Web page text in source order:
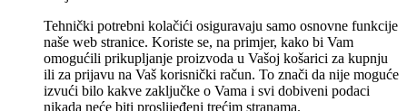
Tehnički potrebni kolačići osiguravaju samo osnovne funkcije
naše web stranice. Koriste se, na primjer, kako bi Vam
omogućili prikupljanje proizvoda u Vašoj košarici za kupnju
ili za prijavu na Vaš korisnički račun. To znači da nije moguće
izvući bilo kakve zaključke o Vama i svi dobiveni podaci
nikada neće biti proslijeđeni trećim stranama.